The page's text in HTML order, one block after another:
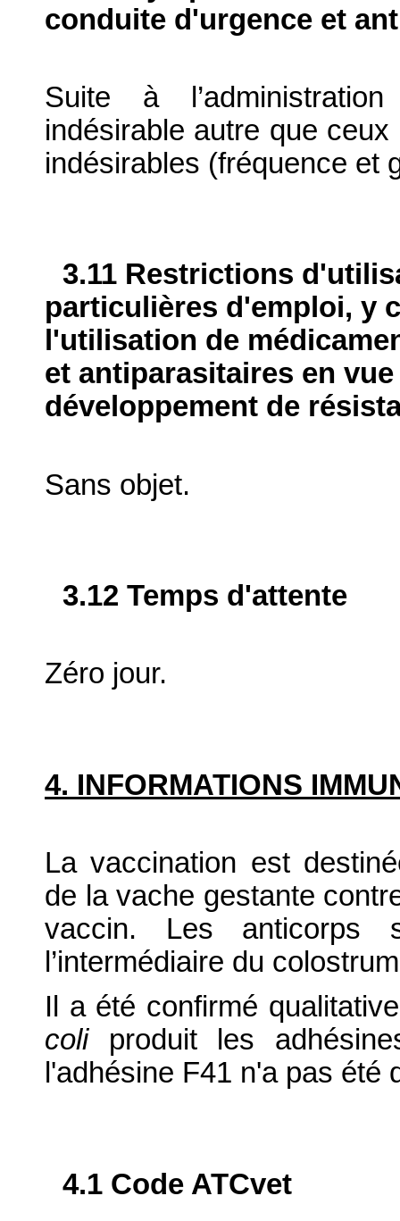
conduite d'urgence et
Suite à
indésirable autre que
indésirables (fréquence et
3.11 Restrictions
particulières d'emploi, y
l'utilisation de
et antiparasitaires en
développement de
Sans objet.
3.12 Temps d'attente
Zéro jour.
4. INFORMATIONS
La vaccination est
de la vache gestante
vaccin. Les anticorps
l’intermédiaire du
Il a été confirmé
coliproduit les
l'adhésine F41 n'a pas été
4.1 Code ATCvet